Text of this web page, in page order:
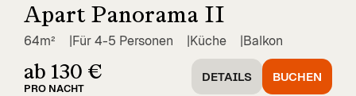
Apart Panorama II
64m² Für 4-5 Personen Küche Balkon
ab 130 €
PRO NACHT
DETAILS BUCHEN